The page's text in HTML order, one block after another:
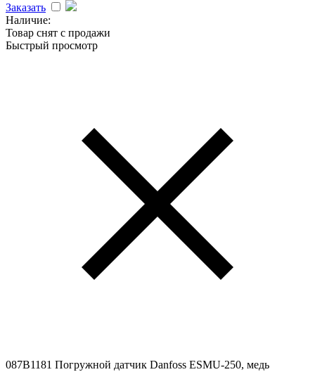
Заказать
Наличие:
Товар снят с продажи
Быстрый просмотр
087B1181 Погружной датчик Danfoss ESMU-250, медь